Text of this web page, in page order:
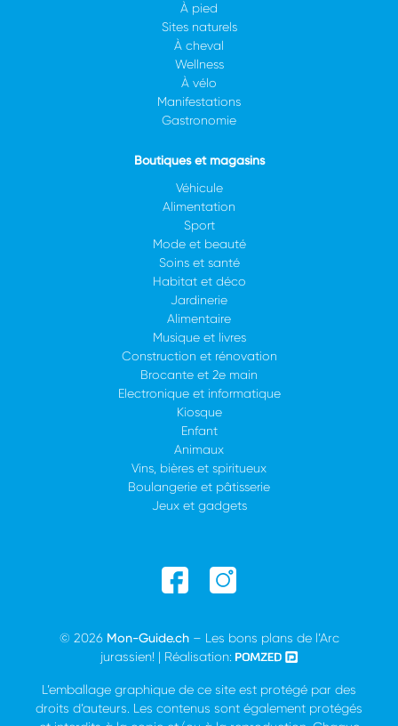
À pied
Sites naturels
À cheval
Wellness
À vélo
Manifestations
Gastronomie
Boutiques et magasins
Véhicule
Alimentation
Sport
Mode et beauté
Soins et santé
Habitat et déco
Jardinerie
Alimentaire
Musique et livres
Construction et rénovation
Brocante et 2e main
Electronique et informatique
Kiosque
Enfant
Animaux
Vins, bières et spiritueux
Boulangerie et pâtisserie
Jeux et gadgets
© 2026 Mon-Guide.ch– Les bons plans de l’Arc
jurassien! | Réalisation:
L’emballage graphique de ce site est protégé par des
droits d’auteurs. Les contenus sont également protégés